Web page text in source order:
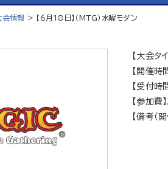
会情報 > 【6月18日】（MTG）水曜モダン
【大会タ
【開催
【受付
【参加費
【備考（